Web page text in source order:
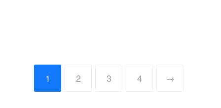
1 2 3 4 →